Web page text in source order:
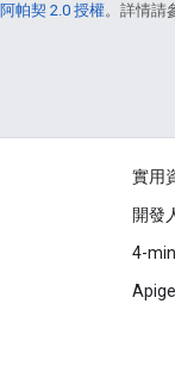
阿帕契 2.0 授權。詳情請
實用
開發
4-